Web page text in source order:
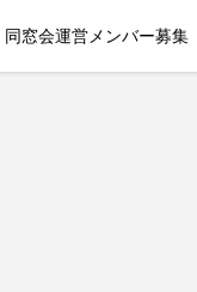
同窓会運営メンバー募集